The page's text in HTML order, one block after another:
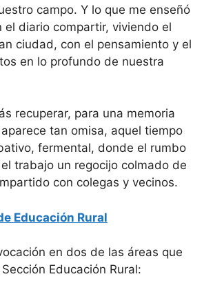
campo. Y lo que me enseñó
el diario compartir, viviendo el
ciudad, con el pensamiento y el
en lo profundo de nuestra
recuperar, para una memoria
tan omisa, aquel tiempo
fermental, donde el rumbo
trabajo un regocijo colmado de
con colegas y vecinos.
Educación Rural
en dos de las áreas que
Educación Rural: